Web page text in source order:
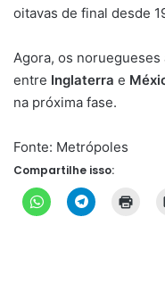
oitavas de final desde
Agora, os
entre Inglaterra e
na próxima fase.
Fonte: Metrópoles
Compartilhe isso: